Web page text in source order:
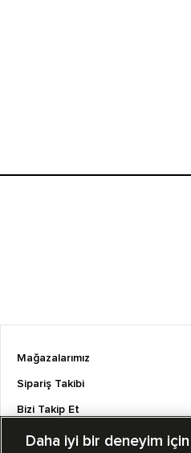
Mağazalarımız
Sipariş Takibi
Bizi Takip Et
Daha iyi bir deneyim